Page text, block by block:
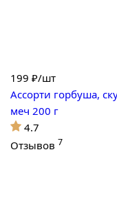
199 ₽/шт
Ассорти горбуша,
меч 200 г
4.7
Отзывов 7